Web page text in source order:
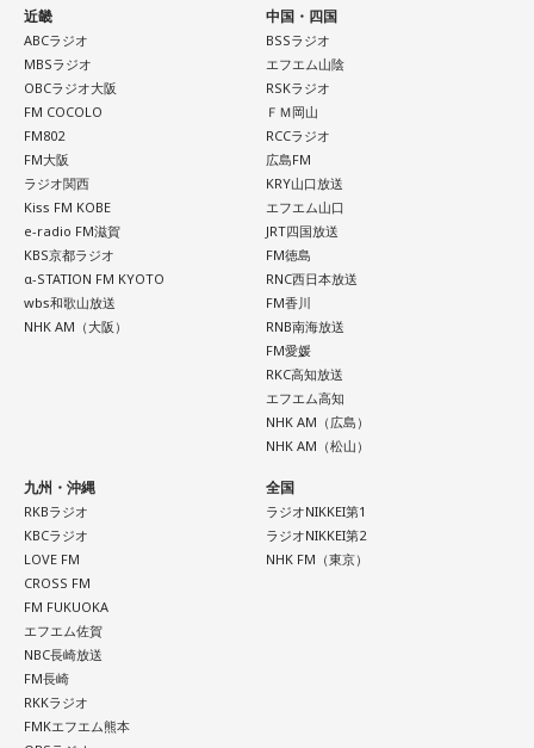
グ
・渋谷のギャル1000人に聴きました「愛用してるタブレット
端末めっちゃデカそう」ランキング
こんな感じで、中島健人を1位にランクインさせてください。
※ メールの件名は「ランキング」でお願いします。
■番組タイトル：ニッポン放送『中島健人のオールナイトニッ
ポン』
■放送日時：2026年8月14日（金） 25時～27時 （15日
（土）午前1時〜3時）
ニッポン放送をキーステーションに全国ネットで放送
kenty@allnightnippon.com
■番組公式X：@Ann_Since1967
■番組ハッシュタグ：#中島健人ANN
近畿
ABCラジオ
MBSラジオ
OBCラジオ大阪
FM COCOLO
FM802
FM大阪
ラジオ関西
Kiss FM KOBE
e-radio FM滋賀
KBS京都ラジオ
α-STATION FM KYOTO
wbs和歌山放送
NHK AM（大阪）
中国・四国
BSSラジオ
エフエム山陰
RSKラジオ
ＦＭ岡山
RCCラジオ
広島FM
KRY山口放送
エフエム山口
JRT四国放送
FM徳島
RNC西日本放送
FM香川
RNB南海放送
FM愛媛
RKC高知放送
エフエム高知
NHK AM（広島）
NHK AM（松山）
九州・沖縄
RKBラジオ
KBCラジオ
LOVE FM
CROSS FM
FM FUKUOKA
エフエム佐賀
NBC長崎放送
FM長崎
RKKラジオ
FMKエフエム熊本
全国
ラジオNIKKEI第1
ラジオNIKKEI第2
NHK FM（東京）